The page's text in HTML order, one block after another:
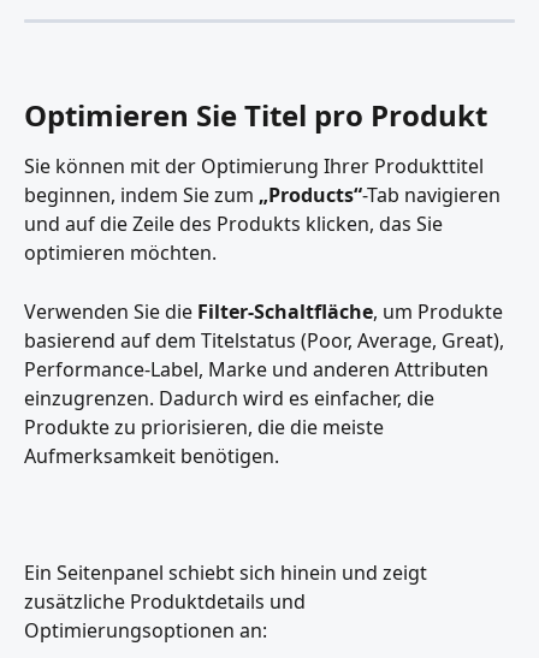
Optimieren Sie Titel pro Produkt
Sie können mit der Optimierung Ihrer Produkttitel
beginnen, indem Sie zum „Products“-Tab navigieren
und auf die Zeile des Produkts klicken, das Sie
optimieren möchten.
Verwenden Sie die Filter-Schaltfläche, um Produkte
basierend auf dem Titelstatus (Poor, Average, Great),
Performance-Label, Marke und anderen Attributen
einzugrenzen. Dadurch wird es einfacher, die
Produkte zu priorisieren, die die meiste
Aufmerksamkeit benötigen.
Ein Seitenpanel schiebt sich hinein und zeigt
zusätzliche Produktdetails und
Optimierungsoptionen an: